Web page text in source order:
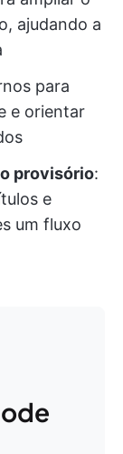
ajudando a
para
e orientar
provisório:
e
um fluxo